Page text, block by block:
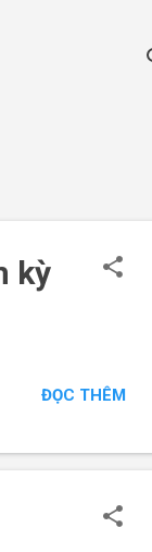
kỳ
ĐỌC THÊM